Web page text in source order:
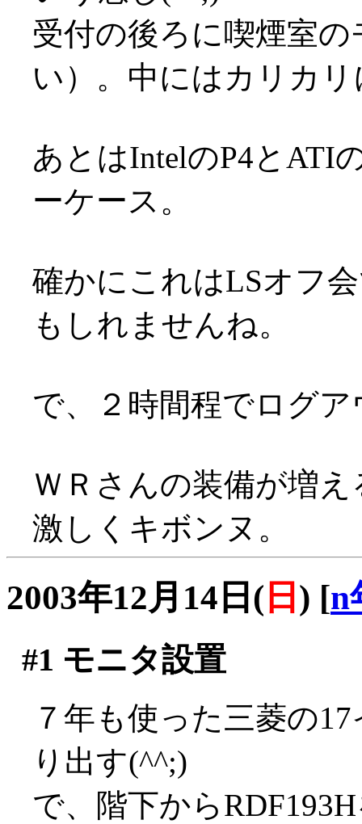
受付の後ろに喫煙室
い）。中にはカリカ
あとはIntelのP4とATI
ーケース。
確かにこれはLSオフ
もしれませんね。
で、２時間程でログア
ＷＲさんの装備が増
激しくキボンヌ。
2003年12月14日( 日 ) [n
#1 モニタ設置
７年も使った三菱の
り出す(^^;)
で、階下から